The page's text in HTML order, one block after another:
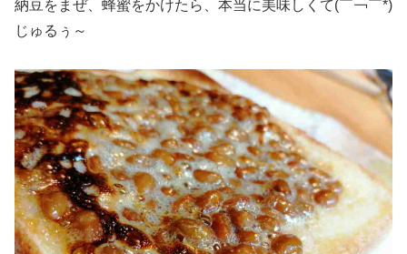
納豆をまぜ、蜂蜜をかけたら、本当に美味しくて(￣￢￣*)
じゅるぅ～